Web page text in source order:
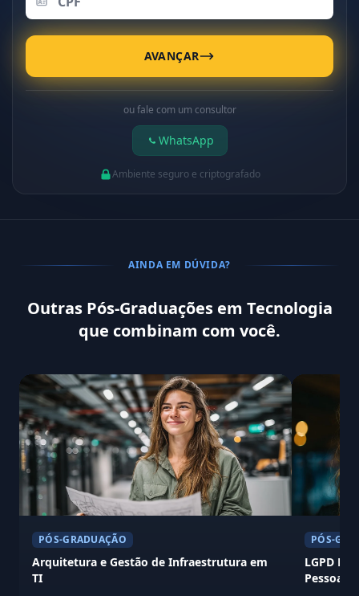
AVANÇAR
ou fale com um consultor
WhatsApp
Ambiente seguro e criptografado
AINDA EM DÚVIDA?
Outras Pós-Graduações em Tecnologia
que combinam com você.
PÓS-GRADUAÇÃO
Arquitetura e Gestão de Infraestrutura em
TI
PÓS-
LGPD
Pessoais